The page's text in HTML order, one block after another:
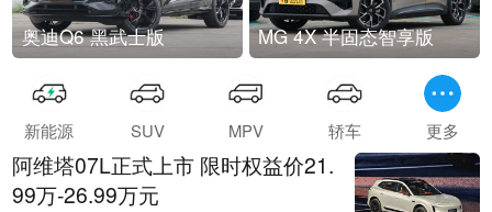
奥迪Q6 黑武士版 MG 4X 半固态智享版
新能源 SUV MPV 轿车 更多
阿维塔07L正式上市 限时权益价21.
99万-26.99万元